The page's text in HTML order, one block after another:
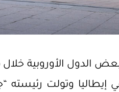
الدول الأوروبية
وتولت رئيسته